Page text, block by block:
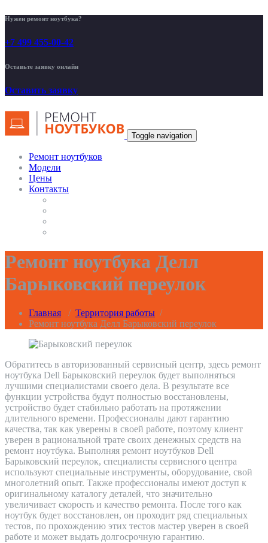
Нужен ремонт ноутбука?
+7 499 455-00-42
Оставьте заявку онлайн
Оставить заявку
Toggle navigation
Ремонт ноутбуков
Модели
Цены
Контакты
Ремонт ноутбука Делл
Барыковский переулок
Главная / Территория работы /
Ремонт ноутбука Делл Барыковский переулок
Обратитесь в авторизованный сервисный центр, здесь ремонт
ноутбука Dell Барыковский переулок будет выполняться
лучшими специалистами своего дела. В результате все
функции устройства будут полностью восстановлены,
устройство будет стабильно работать на протяжении
длительного времени. Профессионалы дают гарантию
качества, так как уверены в своей работе, поэтому клиент
уверен в рациональной трате своих денежных средств на
ремонт ноутбука. Выполняя ремонт ноутбуков Dell
Барыковский переулок, специалисты сервисного центра
используют специальные инструменты, оборудование, свой
многолетний опыт. Также профессионалы имеют доступ к
оригинальному каталогу деталей, что значительно
увеличивает скорость и качество ремонта. После того как
ноутбук будет восстановлен, он проходит ряд специальных
тестов, по прохождению этих тестов мастер уверен в своей
работе и может выдать долгосрочную гарантию.